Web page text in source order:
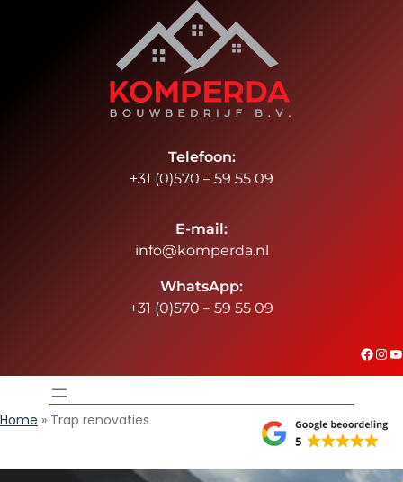
Telefoon:
+31 (0)570 – 59 55 09
E-mail:
info@komperda.nl
WhatsApp:
+31 (0)570 – 59 55 09
# InstagramYouTube
Home » Trap renovaties